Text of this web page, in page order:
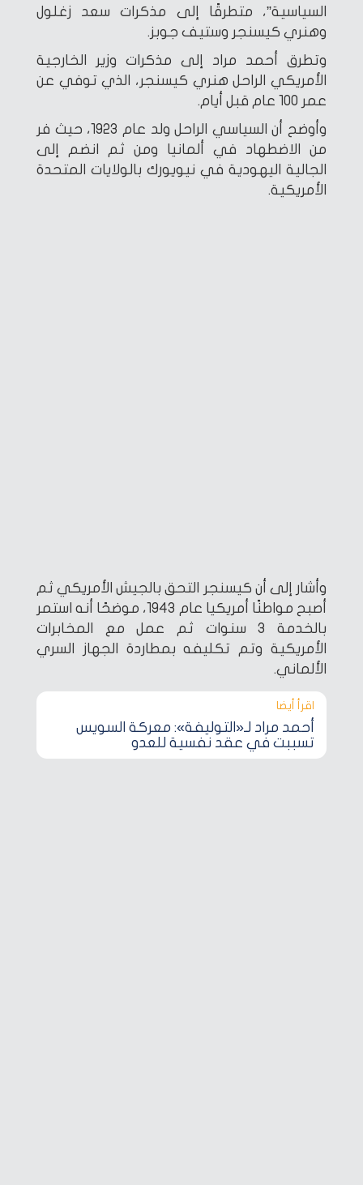
السياسية”، متطرقًا إلى مذكرات سعد زغلول
وهنري كيسنجر وستيف جوبز.
وتطرق أحمد مراد إلى مذكرات وزير الخارجية
الأمريكي الراحل هنري كيسنجر، الذي توفي عن
عمر 100 عام قبل أيام.
وأوضح أن السياسي الراحل ولد عام 1923، حيث فر
من الاضطهاد في ألمانيا ومن ثم انضم إلى
الجالية اليهودية في نيويورك بالولايات المتحدة
الأمريكية.
وأشار إلى أن كيسنجر التحق بالجيش الأمريكي ثم
أصبح مواطنًا أمريكيا عام 1943، موضحًا أنه استمر
بالخدمة 3 سنوات ثم عمل مع المخابرات
الأمريكية وتم تكليفه بمطاردة الجهاز السري
الألماني.
اقرأ أيضا‎
أحمد مراد لـ«التوليفة»: معركة السويس
تسببت في عقد نفسية للعدو